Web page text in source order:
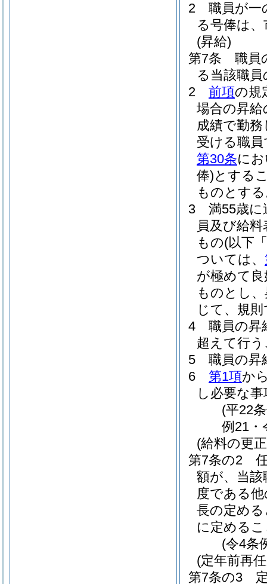
2
職員が一
る号俸は
(昇給)
第7条
職員
る当該職
2
前項の規
場合の昇
成績で勤
受ける職
第30条に
俸)とする
ものとす
3
満55歳
員及び給
もの(以下
ついては、
が極めて
ものとし
じて、規
4
職員の昇
超えて行
5
職員の昇
6
第1項か
し必要な
(平22
例21・
(給料の更
第7条の2
額が、当
度である
長の定め
に定める
(令4条
(定年前再
第7条の3